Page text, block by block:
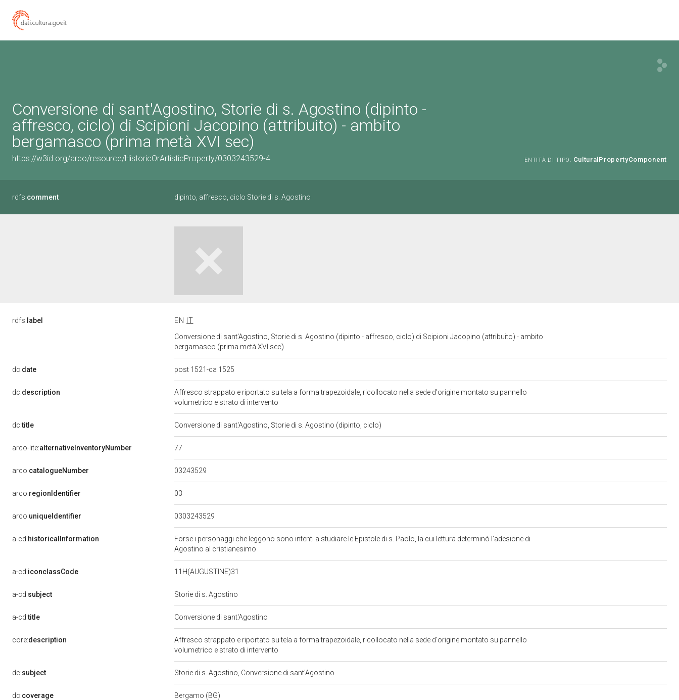
Conversione di sant'Agostino, Storie di s. Agostino (dipinto -
affresco, ciclo) di Scipioni Jacopino (attribuito) - ambito
bergamasco (prima metà XVI sec)
https://w3id.org/arco/resource/HistoricOrArtisticProperty/0303243529-4 ENTITÀ DI TIPO: CulturalPropertyComponent
rdfs:comment dipinto, affresco, ciclo Storie di s. Agostino
rdfs: label EN
IT
Conversione di sant'Agostino, Storie di s. Agostino (dipinto - affresco, ciclo) di Scipioni Jacopino (attribuito) - ambito
bergamasco (prima metà XVI sec)
dc:date post 1521-ca 1525
dc:description
Affresco strappato e riportato su tela a forma trapezoidale, ricollocato nella sede d'origine montato su pannello
volumetrico e strato di intervento
dc:title Conversione di sant'Agostino, Storie di s. Agostino (dipinto, ciclo)
arco-lite:alternativeInventoryNumber 77
arco:catalogueNumber 03243529
arco:regionIdentifier 03
arco:uniqueIdentifier 0303243529
a-cd:historicalInformation
Forse i personaggi che leggono sono intenti a studiare le Epistole di s. Paolo, la cui lettura determinò l'adesione di
Agostino al cristianesimo
a-cd:iconclassCode 11H(AUGUSTINE)31
a-cd:subject Storie di s. Agostino
a-cd:title Conversione di sant'Agostino
core:description
Affresco strappato e riportato su tela a forma trapezoidale, ricollocato nella sede d'origine montato su pannello
volumetrico e strato di intervento
dc:subject Storie di s. Agostino, Conversione di sant'Agostino
dc:coverage Bergamo (BG)